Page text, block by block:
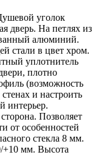
уголок
дверь. На петлях из
алюминий.
стали в цвет хром.
уплотнитель
плотно
(возможность
и настроить
интерьер.
Позволяет
от особенностей
стекла 8 мм.
+10 мм. Высота